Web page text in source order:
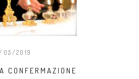
05/2019
CONFERMAZIONE